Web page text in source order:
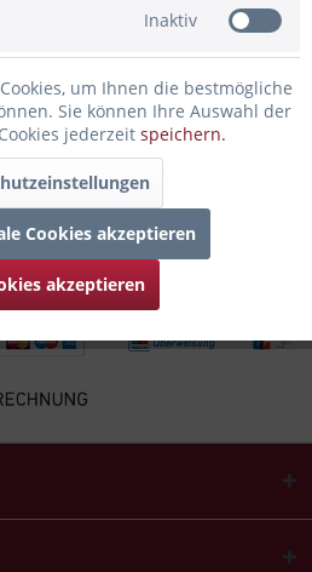
sind verfübar......mehr
Inaktiv
um Ihnen die bestmögliche
Sie können Ihre Auswahl der
jederzeit speichern.
Cookies akzeptieren
akzeptieren